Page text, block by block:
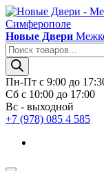
Новые Двери
Поиск
товаров
Пн-Пт с 9:00 до
Сб с 10:00 до 17:00
Вс - выходной
+7 (978) 085 4 585